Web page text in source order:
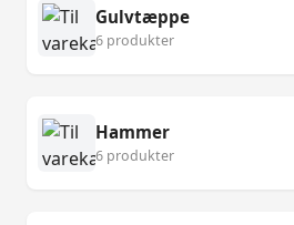
Gulvtæppe
6 produkter
Hammer
6 produkter